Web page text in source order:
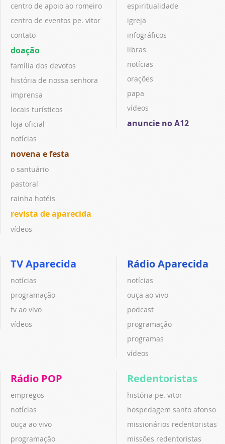
centro de apoio ao romeiro
centro de eventos pe. vitor
contato
doação
família dos devotos
história de nossa senhora
imprensa
locais turísticos
loja oficial
notícias
novena e festa
o santuário
pastoral
rainha hotéis
revista de aparecida
vídeos
espiritualidade
igreja
infográficos
libras
notícias
orações
papa
vídeos
anuncie no A12
TV Aparecida
notícias
programação
tv ao vivo
vídeos
Rádio Aparecida
notícias
ouça ao vivo
podcast
programação
programas
vídeos
Rádio POP
empregos
notícias
ouça ao vivo
programação
Redentoristas
história pe. vitor
hospedagem santo afonso
missionários redentoristas
missões redentoristas